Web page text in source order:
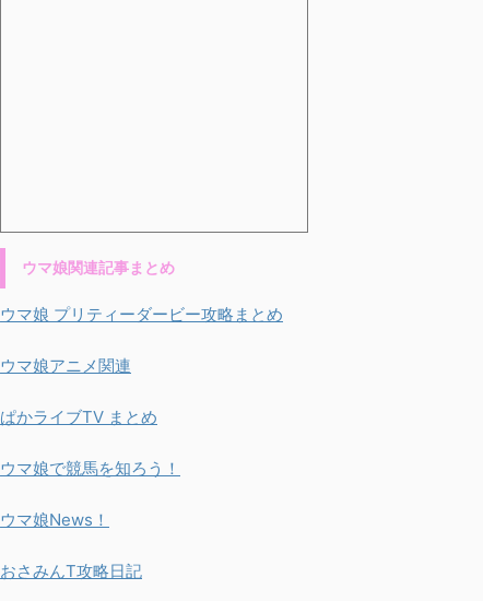
ウマ娘関連記事まとめ
ウマ娘 プリティーダービー攻略まとめ
ウマ娘アニメ関連
ぱかライブTV まとめ
ウマ娘で競馬を知ろう！
ウマ娘News！
おさみんT攻略日記